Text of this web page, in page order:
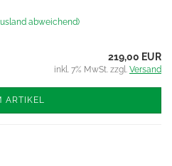
abweichend)
219,00 EUR
inkl. 7% MwSt. zzgl. Versand
ARTIKEL